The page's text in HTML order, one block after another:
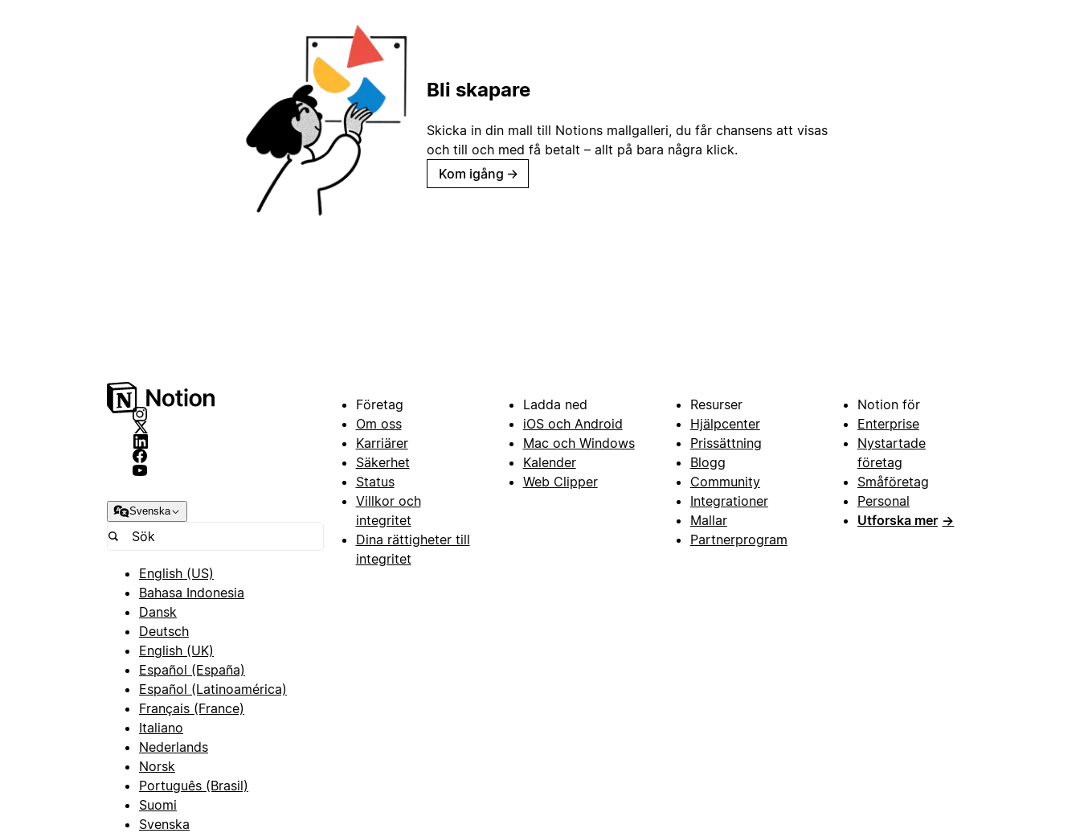
Bli skapare
Skicka in din mall till Notions mallgalleri, du får chansens att visas
och till och med få betalt – allt på bara några klick.
Kom igång →
Svenska
English (US)
Bahasa Indonesia
Dansk
Deutsch
English (UK)
Español (España)
Español (Latinoamérica)
Français (France)
Italiano
Nederlands
Norsk
Português (Brasil)
Suomi
Svenska
Företag
Om oss
Karriärer
Säkerhet
Status
Villkor och
integritet
Dina rättigheter till
integritet
Ladda ned
iOS och Android
Mac och Windows
Kalender
Web Clipper
Resurser
Hjälpcenter
Prissättning
Blogg
Community
Integrationer
Mallar
Partnerprogram
Notion för
Enterprise
Nystartade
företag
Småföretag
Personal
Utforska mer →